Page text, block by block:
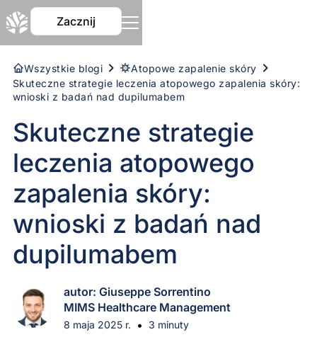
Zacznij
Wszystkie blogi
Atopowe zapalenie skóry
Skuteczne strategie leczenia atopowego zapalenia skóry:
wnioski z badań nad dupilumabem
Skuteczne strategie
leczenia atopowego
zapalenia skóry:
wnioski z badań nad
dupilumabem
autor: Giuseppe Sorrentino
MIMS Healthcare Management
8 maja 2025 r. • 3 minuty